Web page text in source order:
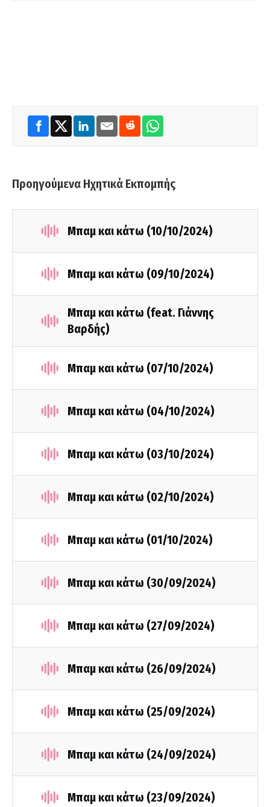
Προηγούμενα Ηχητικά Εκπομπής
Μπαμ και κάτω (10/10/2024)
Μπαμ και κάτω (09/10/2024)
Μπαμ και κάτω (feat. Γιάννης
Βαρδής)
Μπαμ και κάτω (07/10/2024)
Μπαμ και κάτω (04/10/2024)
Μπαμ και κάτω (03/10/2024)
Μπαμ και κάτω (02/10/2024)
Μπαμ και κάτω (01/10/2024)
Μπαμ και κάτω (30/09/2024)
Μπαμ και κάτω (27/09/2024)
Μπαμ και κάτω (26/09/2024)
Μπαμ και κάτω (25/09/2024)
Μπαμ και κάτω (24/09/2024)
Μπαμ και κάτω (23/09/2024)